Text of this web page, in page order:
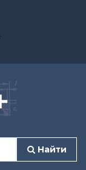
Найти